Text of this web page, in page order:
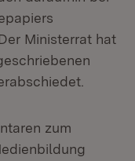
Ministerrat hat
zum